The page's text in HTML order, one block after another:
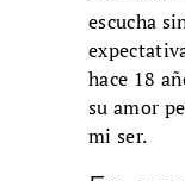
escucha
hace 18
su amor
mi ser.